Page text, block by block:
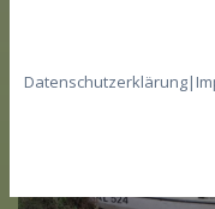
Datenschutzerklärung|